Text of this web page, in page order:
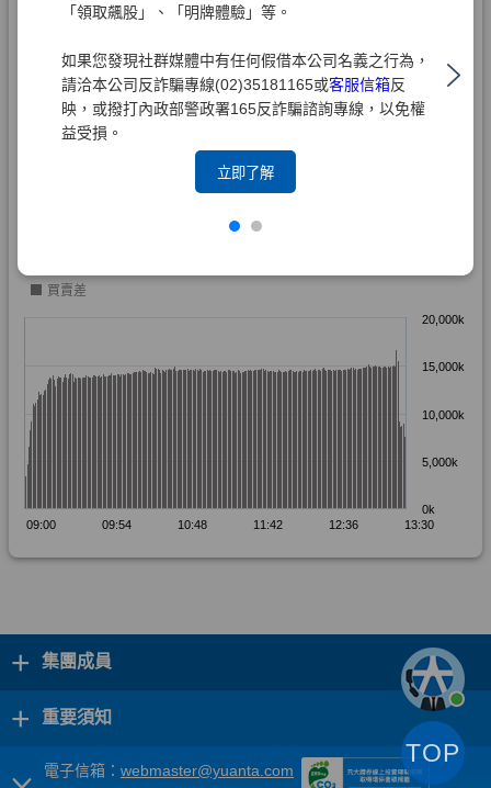
「領取飆股」、「明牌體驗」等。
如果您發現社群媒體中有任何假借本公司名義之行為，
請洽本公司反詐騙專線(02)35181165或客服信箱反
映，或撥打內政部警政署165反詐騙諮詢專線，以免權
益受損。
立即了解
+ 集團成員
+ 重要須知
電子信箱： webmaster@yuanta.com
TOP